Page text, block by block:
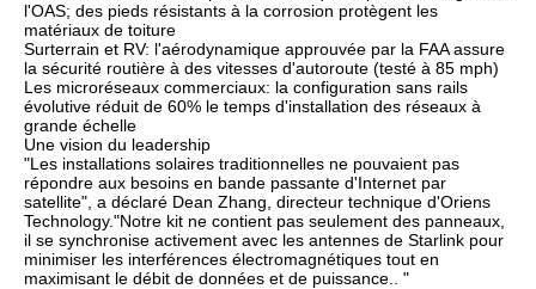
l'OAS; des pieds résistants à la corrosion protègent les
matériaux de toiture
Surterrain et RV: l'aérodynamique approuvée par la FAA assure
la sécurité routière à des vitesses d'autoroute (testé à 85 mph)
Les microréseaux commerciaux: la configuration sans rails
évolutive réduit de 60% le temps d'installation des réseaux à
grande échelle
Une vision du leadership
"Les installations solaires traditionnelles ne pouvaient pas
répondre aux besoins en bande passante d'Internet par
satellite", a déclaré Dean Zhang, directeur technique d'Oriens
Technology."Notre kit ne contient pas seulement des panneaux,
il se synchronise activement avec les antennes de Starlink pour
minimiser les interférences électromagnétiques tout en
maximisant le débit de données et de puissance.. "